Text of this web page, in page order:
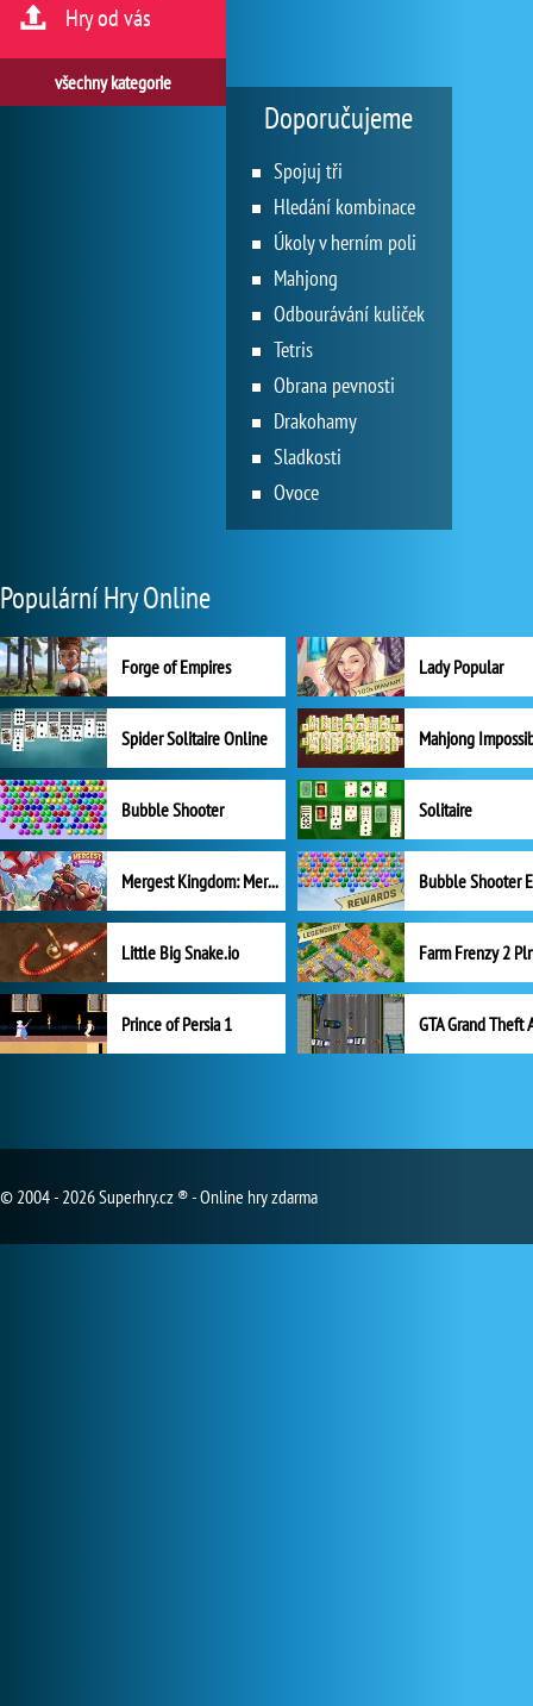
Hry od vás
všechny kategorie
Doporučujeme
Spojuj tři
Hledání kombinace
Úkoly v herním poli
Mahjong
Odbourávání kuliček
Tetris
Obrana pevnosti
Drakohamy
Sladkosti
Ovoce
Populární Hry Online
Forge of Empires Lady Popular
Spider Solitaire Online Mahjong
Bubble Shooter Solitaire
Mergest Kingdom: Merge Puzzle
Little Big Snake.io
Prince of Persia 1 GTA Grand Theft
© 2004 - 2026 Superhry.cz ® - Online hry zdarma